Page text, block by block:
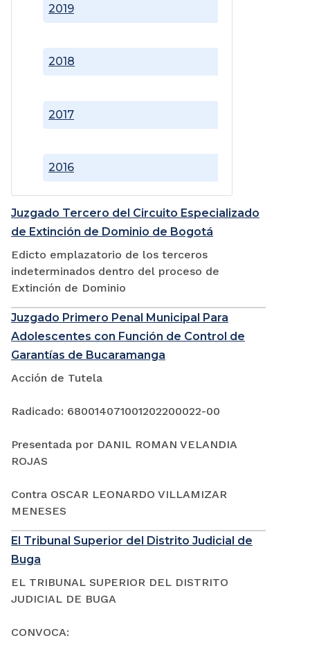
2016
2017
2018
2019
Juzgado Tercero del Circuito Especializado
de Extinción de Dominio de Bogotá
Edicto emplazatorio de los terceros
indeterminados dentro del proceso de
Extinción de Dominio
Juzgado Primero Penal Municipal Para
Adolescentes con Función de Control de
Garantías de Bucaramanga
Acción de Tutela
Radicado: 680014071001202200022-00
Presentada por DANIL ROMAN VELANDIA
ROJAS
Contra OSCAR LEONARDO VILLAMIZAR
MENESES
El Tribunal Superior del Distrito Judicial de
Buga
EL TRIBUNAL SUPERIOR DEL DISTRITO
JUDICIAL DE BUGA
CONVOCA: